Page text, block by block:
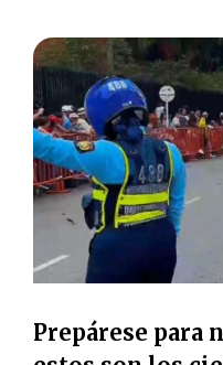
Prepárese para